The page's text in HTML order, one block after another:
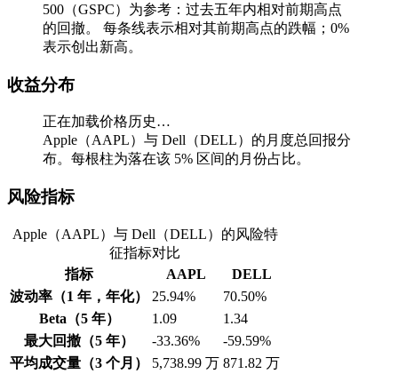
500（GSPC）为参考：过去五年内相对前期高点
的回撤。
每条线表示相对其前期高点的跌幅；0%
表示创出新高。
收益分布
正在加载价格历史…
Apple（AAPL）与 Dell（DELL）的月度总回报分
布。每根柱为落在该 5% 区间的月份占比。
风险指标
Apple（AAPL）与 Dell（DELL）的风险特
征指标对比
指标
AAPL
DELL
波动率（1 年，年化）
25.94%
70.50%
Beta（5 年）
1.09
1.34
最大回撤（5 年）
-33.36%
-59.59%
平均成交量（3 个月）
5,738.99 万 871.82 万